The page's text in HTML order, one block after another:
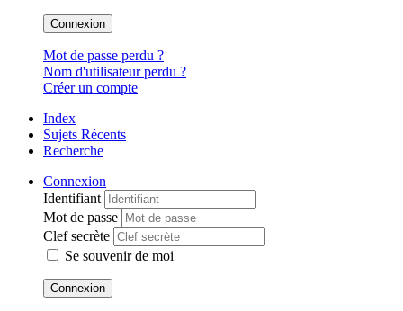
Connexion
Mot de passe perdu ?
Nom d'utilisateur perdu ?
Créer un compte
Index
Sujets Récents
Recherche
Connexion
Identifiant
Mot de passe
Clef secrète
Se souvenir de moi
Connexion